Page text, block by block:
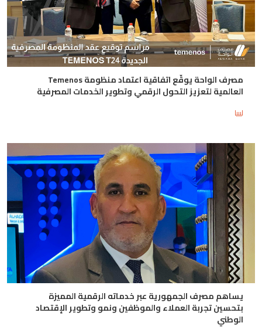
مصرف الواحة يوقّع اتفاقية اعتماد منظومة Temenos
العالمية لتعزيز التحول الرقمي وتطوير الخدمات المصرفية
ليبيا
يساهم مصرف الجمهورية عبر خدماته الرقمية المميزة
بتحسين تجربة العملاء والموظفين ونمو وتطوير الإقتصاد
الوطني